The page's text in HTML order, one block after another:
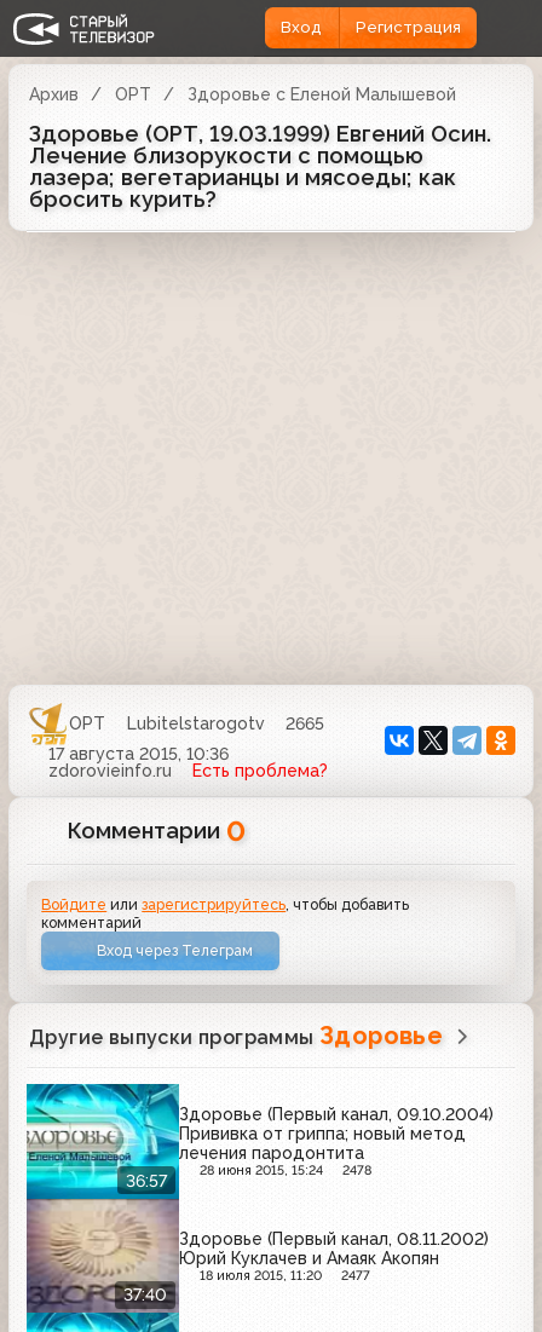
Вход Регистрация
Архив ОРТ Здоровье с Еленой Малышевой
Здоровье (ОРТ, 19.03.1999) Евгений Осин.
Лечение близорукости с помощью
лазера; вегетарианцы и мясоеды; как
бросить курить?
ОРТ Lubitelstarogotv
2665
17 августа 2015, 10:36
zdorovieinfo.ru
Есть проблема?
Комментарии 0
Войдите илизарегистрируйтесь , чтобы добавить
комментарий
Вход через Телеграм
Другие выпуски программы Здоровье
36:57
Здоровье (Первый канал, 09.10.2004)
Прививка от гриппа; новый метод
лечения пародонтита
28 июня 2015, 15:24 2478
37:40
Здоровье (Первый канал, 08.11.2002)
Юрий Куклачев и Амаяк Акопян
18 июля 2015, 11:20 2477